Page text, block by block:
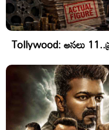
Tollywood: అసలు